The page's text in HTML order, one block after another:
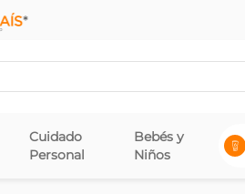
Cuidado
Personal
Bebés y
Niños